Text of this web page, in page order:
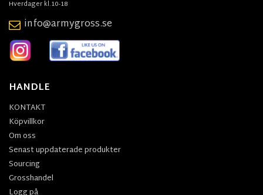
Hverdager kl.10-18
info@armygross.se
HANDLE
KONTAKT
Köpvillkor
Om oss
Senast uppdaterade produkter
Sourcing
Grosshandel